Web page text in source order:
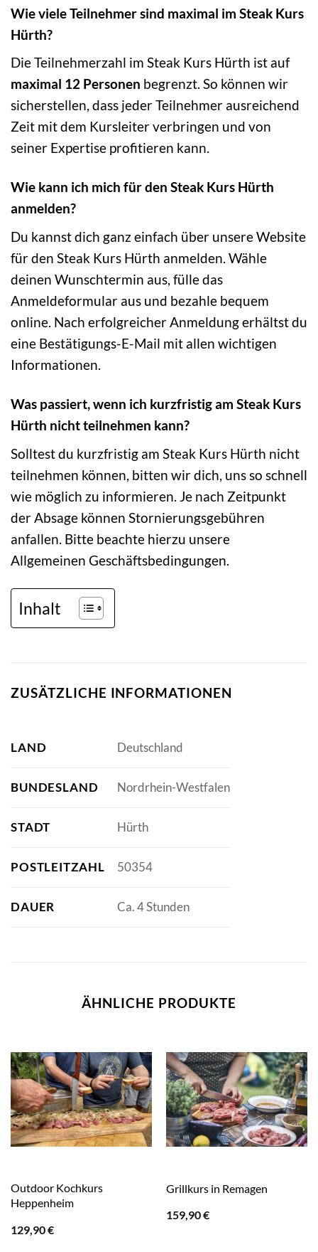
Wie viele Teilnehmer sind maximal im Steak Kurs
Hürth?
Die Teilnehmerzahl im Steak Kurs Hürth ist auf
maximal 12 Personen begrenzt. So können wir
sicherstellen, dass jeder Teilnehmer ausreichend
Zeit mit dem Kursleiter verbringen und von
seiner Expertise profitieren kann.
Wie kann ich mich für den Steak Kurs Hürth
anmelden?
Du kannst dich ganz einfach über unsere Website
für den Steak Kurs Hürth anmelden. Wähle
deinen Wunschtermin aus, fülle das
Anmeldeformular aus und bezahle bequem
online. Nach erfolgreicher Anmeldung erhältst du
eine Bestätigungs-E-Mail mit allen wichtigen
Informationen.
Was passiert, wenn ich kurzfristig am Steak Kurs
Hürth nicht teilnehmen kann?
Solltest du kurzfristig am Steak Kurs Hürth nicht
teilnehmen können, bitten wir dich, uns so schnell
wie möglich zu informieren. Je nach Zeitpunkt
der Absage können Stornierungsgebühren
anfallen. Bitte beachte hierzu unsere
Allgemeinen Geschäftsbedingungen.
Inhalt
ZUSÄTZLICHE INFORMATIONEN
LAND Deutschland
BUNDESLAND Nordrhein-Westfalen
STADT Hürth
POSTLEITZAHL 50354
DAUER Ca. 4 Stunden
ÄHNLICHE PRODUKTE
Outdoor Kochkurs
Heppenheim
129,90€
Grillkurs in Remagen
159,90€